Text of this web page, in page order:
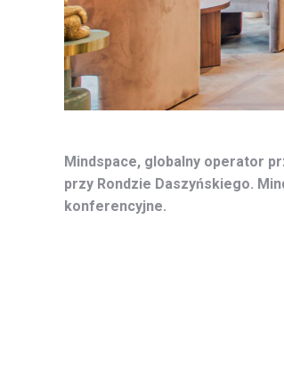
Mindspace, globalny operator
przy Rondzie Daszyńskiego.
konferencyjne.